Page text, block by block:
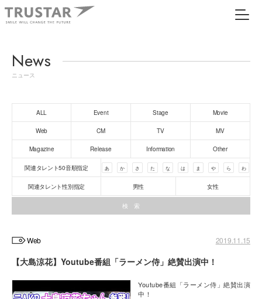
News
ニュース
ALL Event Stage Movie
Web CM TV MV
Magazine Release Information Other
関連タレント50音順指定 あ か さ た な は ま や ら わ
関連タレント性別指定 男性 女性
Web 2019.11.15
【大島涼花】Youtube番組「ラーメン侍」絶賛出演中！
Youtube番組「ラーメン侍」絶賛出演
中！